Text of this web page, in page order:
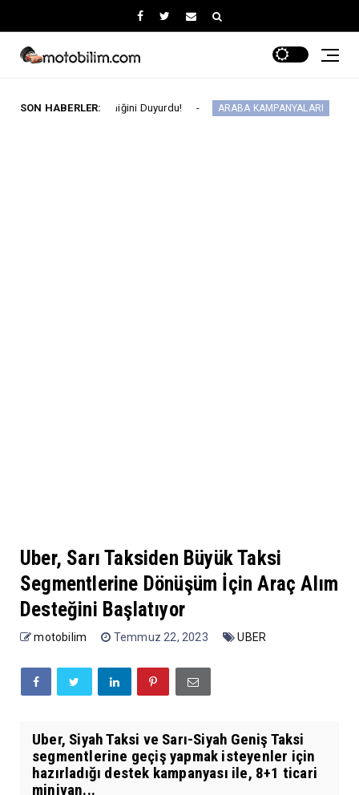
SON HABERLER:
İş Birliğini Duyurdu! ARABA KAMPANYALARI Fiat Professional’dan
Uber, Sarı Taksiden Büyük Taksi
Segmentlerine Dönüşüm İçin Araç Alım
Desteğini Başlatıyor
motobilim Temmuz 22, 2023 UBER
Uber, Siyah Taksi ve Sarı-Siyah Geniş Taksi
segmentlerine geçiş yapmak isteyenler için
hazırladığı destek kampanyası ile, 8+1 ticari
minivan...